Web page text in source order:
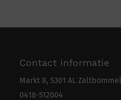
Contact informatie
Markt 8, 5301 AL Zaltbommel
0418-512004